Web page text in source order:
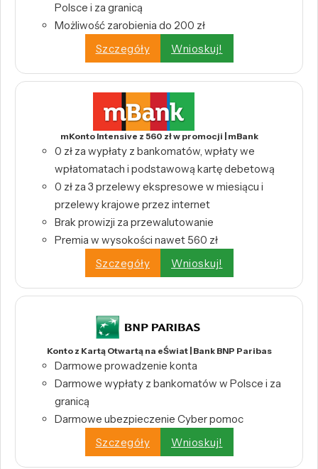
Polsce i za granicą
Możliwość zarobienia do 200 zł
Szczegóły
Wnioskuj!
mKonto Intensive z 560 zł w promocji | mBank
0 zł za wypłaty z bankomatów, wpłaty we
wpłatomatach i podstawową kartę debetową
0 zł za 3 przelewy ekspresowe w miesiącu i
przelewy krajowe przez internet
Brak prowizji za przewalutowanie
Premia w wysokości nawet 560 zł
Szczegóły
Wnioskuj!
Konto z Kartą Otwartą na eŚwiat | Bank BNP Paribas
Darmowe prowadzenie konta
Darmowe wypłaty z bankomatów w Polsce i za
granicą
Darmowe ubezpieczenie Cyber pomoc
Szczegóły
Wnioskuj!